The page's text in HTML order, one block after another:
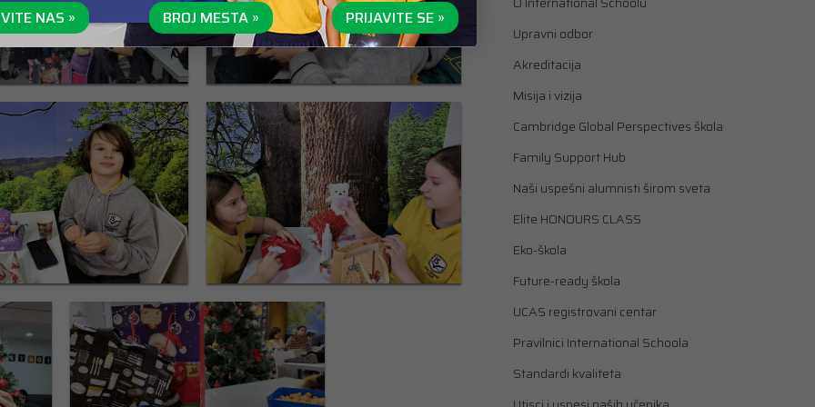
Upravni odbor
Akreditacija
Misija i vizija
Cambridge Global Perspectives škola
Family Support Hub
Naši uspešni alumnisti širom sveta
Elite HONOURS CLASS
Eko-škola
Future-ready škola
UCAS registrovani centar
Pravilnici International Schoola
Standardi kvaliteta
NAS » BROJ MESTA » PRIJAVITE SE »